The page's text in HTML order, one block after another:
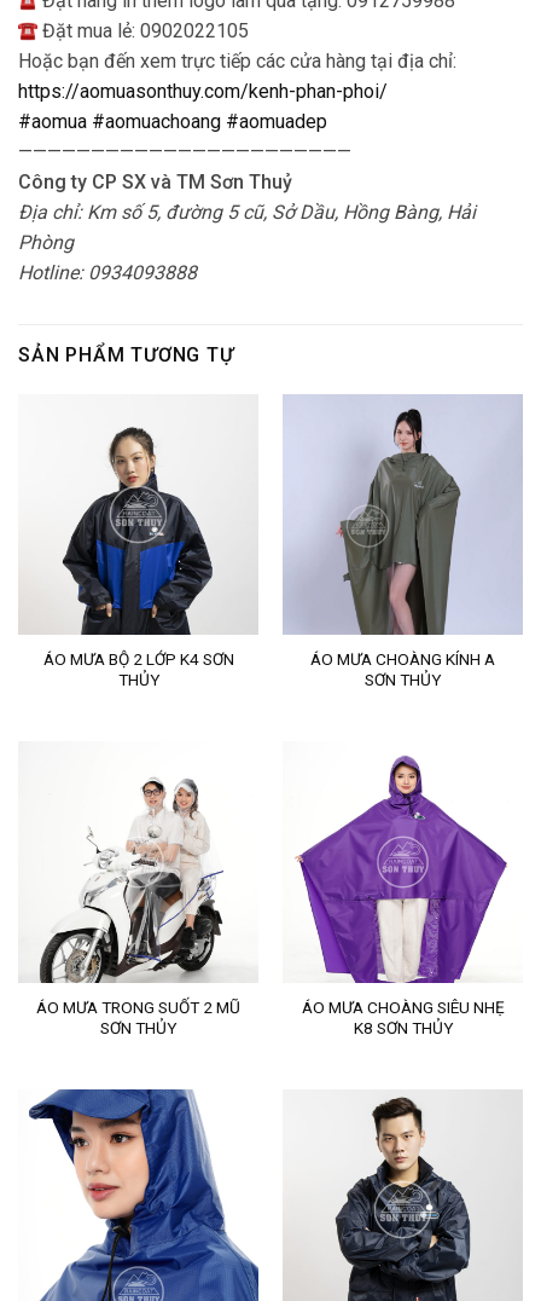
Đặt mua lẻ: 0902022105
Hoặc bạn đến xem trực tiếp các cửa hàng tại địa chỉ:
https://aomuasonthuy.com/kenh-phan-phoi/
#aomua #aomuachoang #aomuadep
———————————————————————
Công ty CP SX và TM Sơn Thuỷ
Địa chỉ: Km số 5, đường 5 cũ, Sở Dầu, Hồng Bàng, Hải
Phòng
Hotline: 0934093888
SẢN PHẨM TƯƠNG TỰ
ÁO MƯA BỘ 2 LỚP K4 SƠN
THỦY
ÁO MƯA CHOÀNG KÍNH A
SƠN THỦY
ÁO MƯA TRONG SUỐT 2 MŨ
SƠN THỦY
ÁO MƯA CHOÀNG SIÊU NHẸ
K8 SƠN THỦY